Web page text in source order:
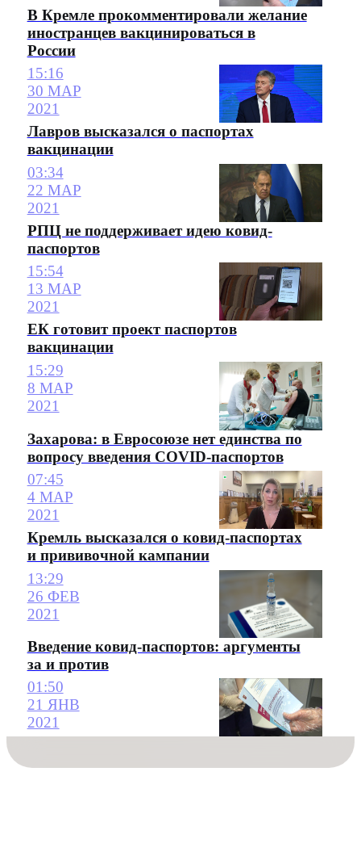
В Кремле прокомментировали желание
иностранцев вакцинироваться в
России
15:16
30 МАР
2021
Лавров высказался о паспортах
вакцинации
03:34
22 МАР
2021
РПЦ не поддерживает идею ковид-
паспортов
15:54
13 МАР
2021
ЕК готовит проект паспортов
вакцинации
15:29
8 МАР
2021
Захарова: в Евросоюзе нет единства по
вопросу введения COVID-паспортов
07:45
4 МАР
2021
Кремль высказался о ковид-паспортах
и прививочной кампании
13:29
26 ФЕВ
2021
Введение ковид-паспортов: аргументы
за и против
01:50
21 ЯНВ
2021